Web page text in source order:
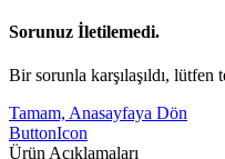
Sorunuz İletilemedi.
Bir sorunla karşılaşıldı, lütfen
Tamam, Anasayfaya Dön
ButtonIcon
Ürün Açıklamaları